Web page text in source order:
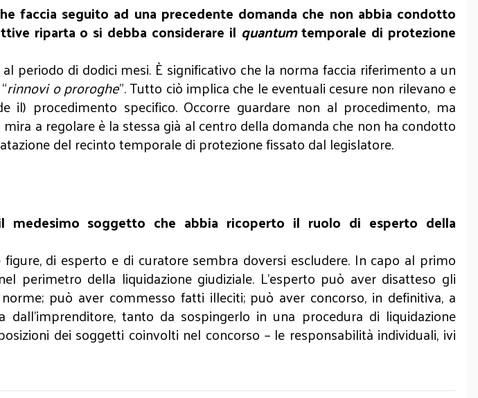
faccia seguito ad una precedente domanda che non abbia condotto
riparta o si debba considerare il quantumtemporale di protezione
periodo di dodici mesi. È significativo che la norma faccia riferimento a un
rinnovi o proroghe”. Tutto ciò implica che le eventuali cesure non rilevano e
procedimento specifico. Occorre guardare non al procedimento, ma
a regolare è la stessa già al centro della domanda che non ha condotto
del recinto temporale di protezione fissato dal legislatore.
medesimo soggetto che abbia ricoperto il ruolo di esperto della
di esperto e di curatore sembra doversi escludere. In capo al primo
perimetro della liquidazione giudiziale. L’esperto può aver disatteso gli
può aver commesso fatti illeciti; può aver concorso, in definitiva, a
tanto da sospingerlo in una procedura di liquidazione
dei soggetti coinvolti nel concorso – le responsabilità individuali, ivi